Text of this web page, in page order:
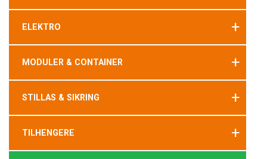
ELEKTRO +
MODULER & CONTAINER +
STILLAS & SIKRING +
TILHENGERE +